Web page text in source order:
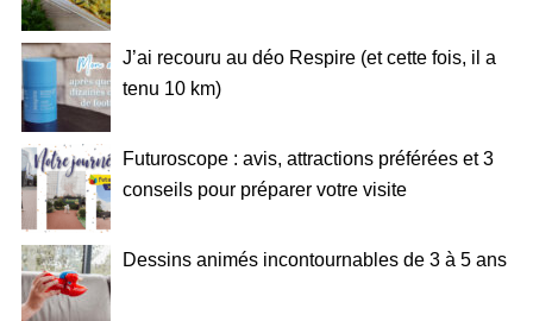
J’ai recouru au déo Respire (et cette fois, il a
tenu 10 km)
Futuroscope : avis, attractions préférées et 3
conseils pour préparer votre visite
Dessins animés incontournables de 3 à 5 ans